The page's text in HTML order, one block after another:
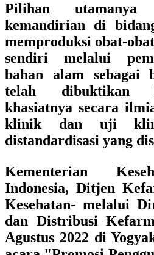
Pilihan
kemandirian di
memproduksi obat-
sendiri melalui
bahan alam sebagai
telah dibuktikan
khasiatnya secara
klinik dan uji
distandardisasi yang
Kementerian
Indonesia, Ditjen
Kesehatan- melalui
dan Distribusi
Agustus 2022 di